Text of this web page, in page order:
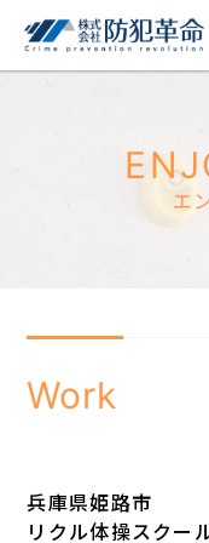
エ
Work
兵庫県姫路市
リクル体操スクー